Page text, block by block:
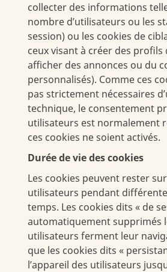
collecter des informations
nombre d’utilisateurs ou les
session) ou les cookies de
ceux visant à créer des profils
afficher des annonces ou du
personnalisés). Comme ces
pas strictement nécessaires
technique, le consentement
utilisateurs est normalement
ces cookies ne soient activés.
Durée de vie des cookies
Les cookies peuvent rester
utilisateurs pendant
temps. Les cookies dits « de
automatiquement supprimés
utilisateurs ferment leur
que les cookies dits «
l’appareil des utilisateurs